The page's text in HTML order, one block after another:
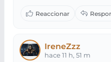
IreneZzz
hace 11 h, 51 m